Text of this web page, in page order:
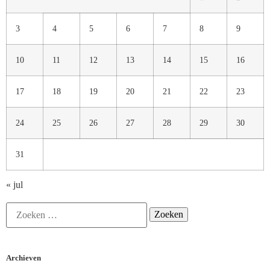
3 4 5 6 7 8 9
10 11 12 13 14 15 16
17 18 19 20 21 22 23
24 25 26 27 28 29 30
31
« jul
Archieven